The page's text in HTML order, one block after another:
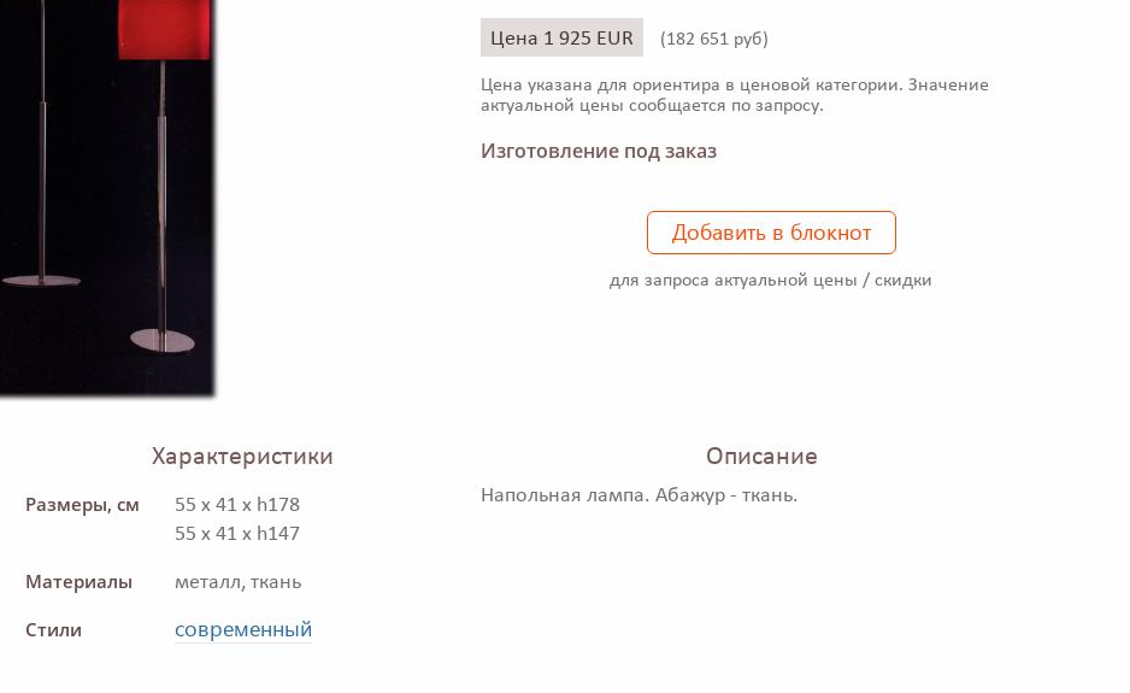
Цена 1 925 EUR (182 651 руб)
Цена указана для ориентира в ценовой категории. Значение
актуальной цены сообщается по запросу.
Изготовление под заказ
Добавить в блокнот
для запроса актуальной цены / скидки
Характеристики
Размеры, см
55 x 41 x h178
55 x 41 x h147
Материалы металл, ткань
Стили современный
Описание
Напольная лампа. Абажур - ткань.